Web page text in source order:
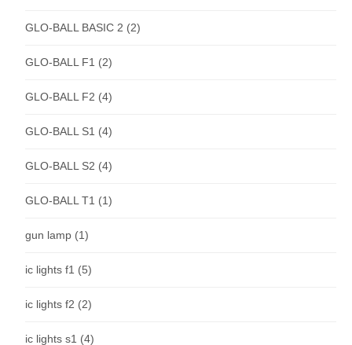
GLO-BALL BASIC 2 (2)
GLO-BALL F1 (2)
GLO-BALL F2 (4)
GLO-BALL S1 (4)
GLO-BALL S2 (4)
GLO-BALL T1 (1)
gun lamp (1)
ic lights f1 (5)
ic lights f2 (2)
ic lights s1 (4)